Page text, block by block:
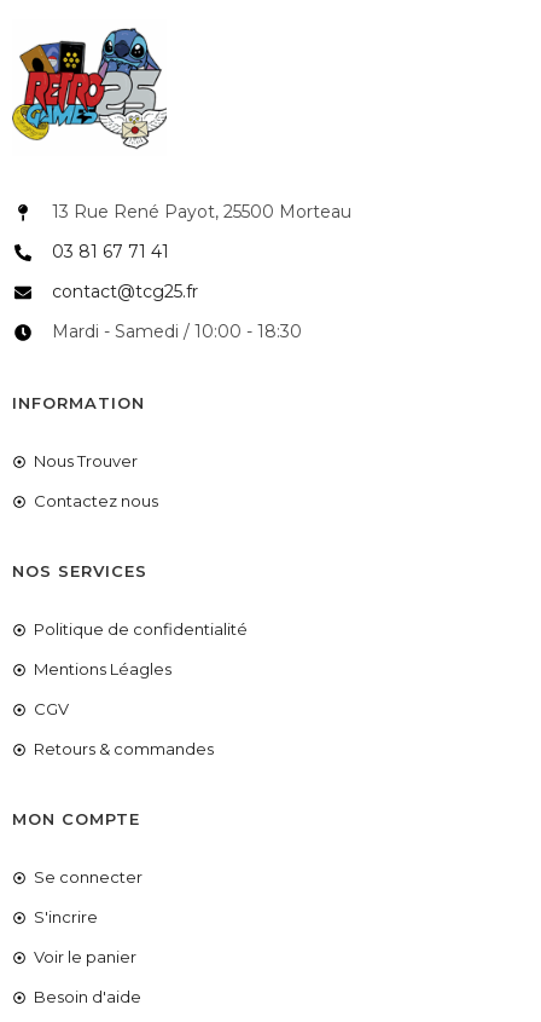
13 Rue René Payot, 25500 Morteau
03 81 67 71 41
contact@tcg25.fr
Mardi - Samedi / 10:00 - 18:30
INFORMATION
Nous Trouver
Contactez nous
NOS SERVICES
Politique de confidentialité
Mentions Léagles
CGV
Retours & commandes
MON COMPTE
Se connecter
S'incrire
Voir le panier
Besoin d'aide
COUPONX1495085705